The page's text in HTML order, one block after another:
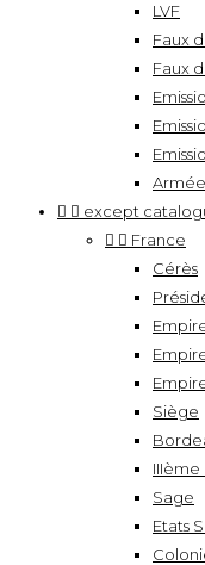
LVF
Faux
Faux
  except
  France
Cérès
Siège
Sage
Etats